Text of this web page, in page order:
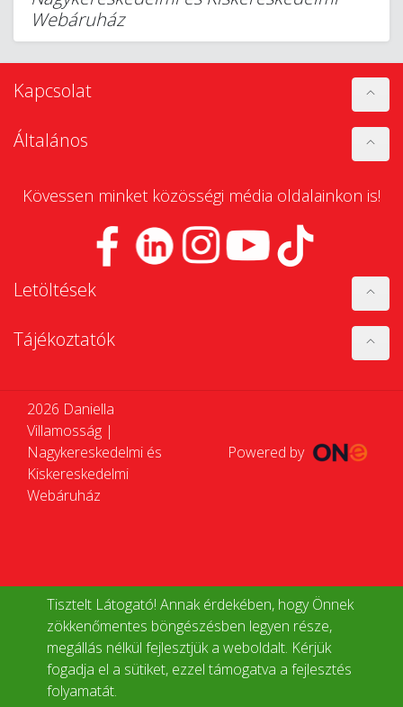
Tisztelt Látogató! Annak érdekében, hogy Önnek
zökkenőmentes böngészésben legyen része,
megállás nélkül fejlesztjük a weboldalt. Kérjük
fogadja el a sütiket, ezzel támogatva a fejlesztés
folyamatát.
Webáruház
Kapcsolat
Általános
Kövessen minket közösségi média oldalainkon is!
Letöltések
Tájékoztatók
2026 Daniella
Villamosság |
Nagykereskedelmi és
Kiskereskedelmi
Webáruház
Powered by